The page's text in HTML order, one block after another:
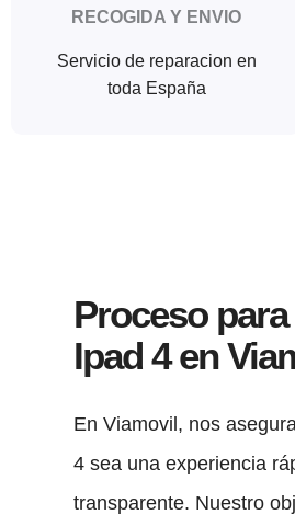
RECOGIDA Y ENVIO
Servicio de reparacion en
toda España
Proceso
Ipad 4 en
En Viamovil, nos
4 sea una experiencia
transparente. Nuestro